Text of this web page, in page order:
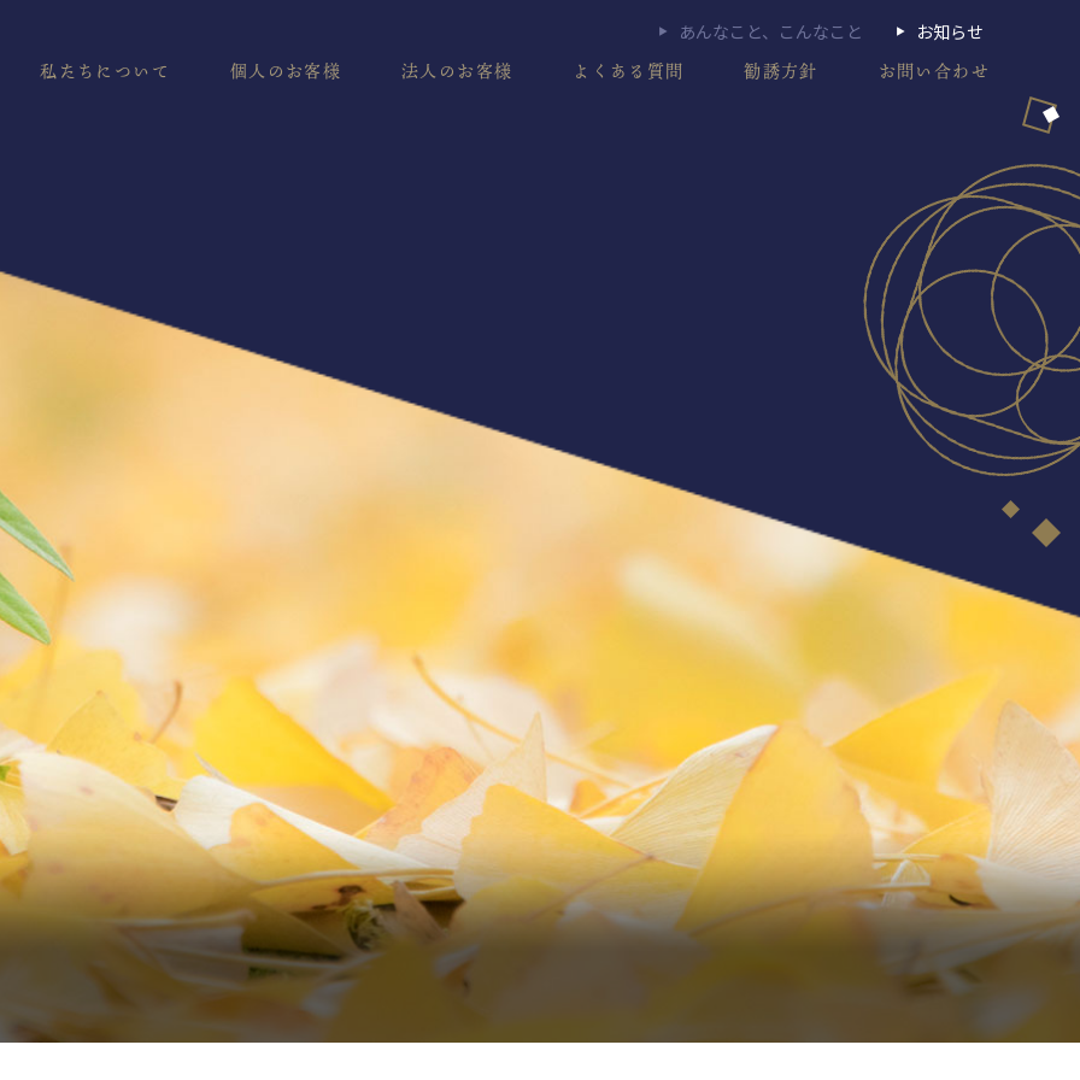
お知らせ
あんなこと、こんなこと
私たちについて 個人のお客様 法人のお客様 よくある質問 勧誘方針 お問い合わせ